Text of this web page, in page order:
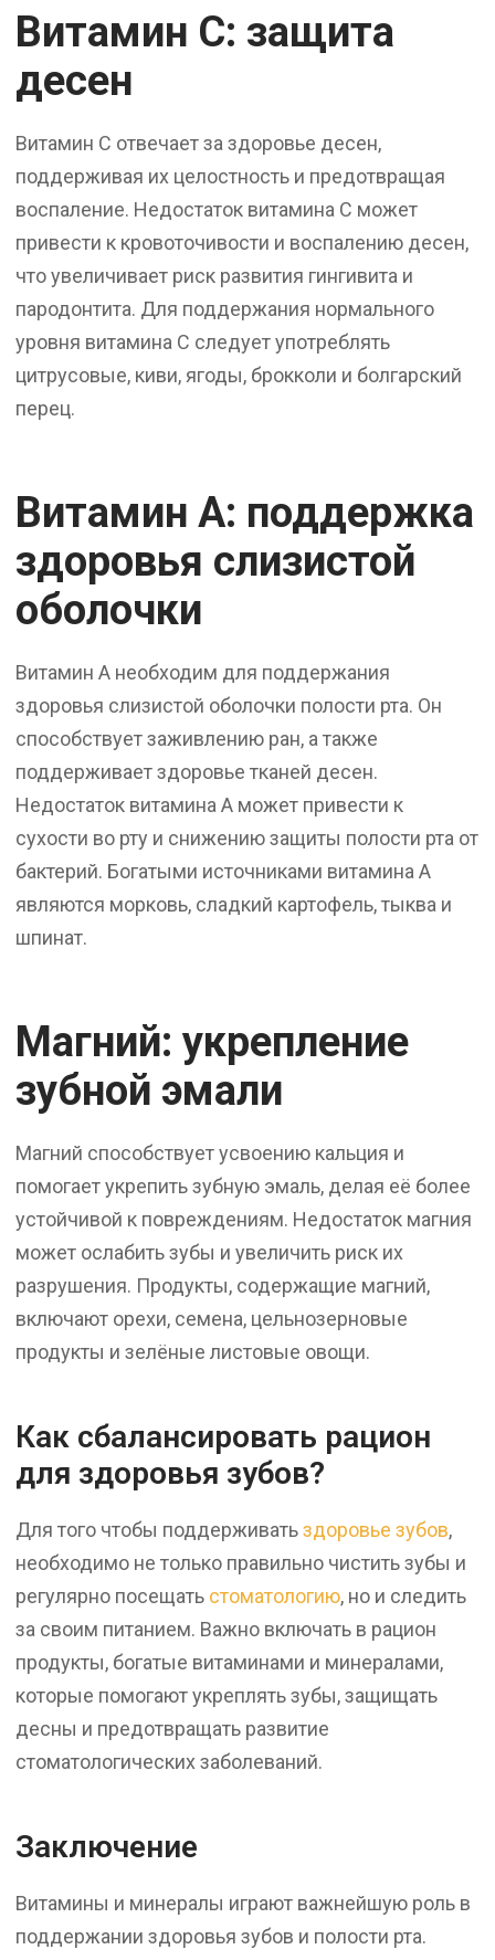
Витамин C: защита
десен
Витамин C отвечает за здоровье десен,
поддерживая их целостность и предотвращая
воспаление. Недостаток витамина C может
привести к кровоточивости и воспалению десен,
что увеличивает риск развития гингивита и
пародонтита. Для поддержания нормального
уровня витамина C следует употреблять
цитрусовые, киви, ягоды, брокколи и болгарский
перец.
Витамин А: поддержка
здоровья слизистой
оболочки
Витамин A необходим для поддержания
здоровья слизистой оболочки полости рта. Он
способствует заживлению ран, а также
поддерживает здоровье тканей десен.
Недостаток витамина A может привести к
сухости во рту и снижению защиты полости рта от
бактерий. Богатыми источниками витамина A
являются морковь, сладкий картофель, тыква и
шпинат.
Магний: укрепление
зубной эмали
Магний способствует усвоению кальция и
помогает укрепить зубную эмаль, делая её более
устойчивой к повреждениям. Недостаток магния
может ослабить зубы и увеличить риск их
разрушения. Продукты, содержащие магний,
включают орехи, семена, цельнозерновые
продукты и зелёные листовые овощи.
Как сбалансировать рацион
для здоровья зубов?
Для того чтобы поддерживатьздоровье зубов,
необходимо не только правильно чистить зубы и
регулярно посещать стоматологию, но и следить
за своим питанием. Важно включать в рацион
продукты, богатые витаминами и минералами,
которые помогают укреплять зубы, защищать
десны и предотвращать развитие
стоматологических заболеваний.
Заключение
Витамины и минералы играют важнейшую роль в
поддержании здоровья зубов и полости рта.